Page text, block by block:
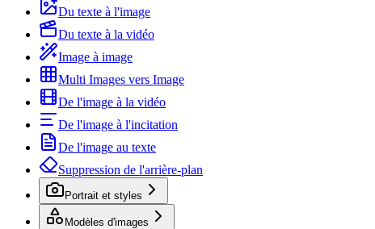
Du texte à l'image
Du texte à la vidéo
Image à image
Multi Images vers Image
De l'image à la vidéo
De l'image à l'incitation
De l'image au texte
Suppression de l'arrière-plan
Portrait et styles
Modèles d'images